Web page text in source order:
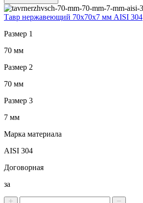
Тавр нержавеющий 70x70x7 мм AISI 304
Размер 1
70 мм
Размер 2
70 мм
Размер 3
7 мм
Марка материала
AISI 304
Договорная
за